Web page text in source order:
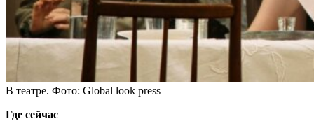
В театре. Фото: Global look press
Где сейчас